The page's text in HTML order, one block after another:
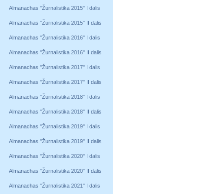
Almanachas "Žurnalistika 2015" I dalis
Almanachas "Žurnalistika 2015" II dalis
Almanachas "Žurnalistika 2016" I dalis
Almanachas "Žurnalistika 2016" II dalis
Almanachas "Žurnalistika 2017" I dalis
Almanachas "Žurnalistika 2017" II dalis
Almanachas "Žurnalistika 2018" I dalis
Almanachas "Žurnalistika 2018" II dalis
Almanachas "Žurnalistika 2019" I dalis
Almanachas "Žurnalistika 2019" II dalis
Almanachas "Žurnalistika 2020" I dalis
Almanachas "Žurnalistika 2020" II dalis
Almanachas "Žurnalistika 2021" I dalis